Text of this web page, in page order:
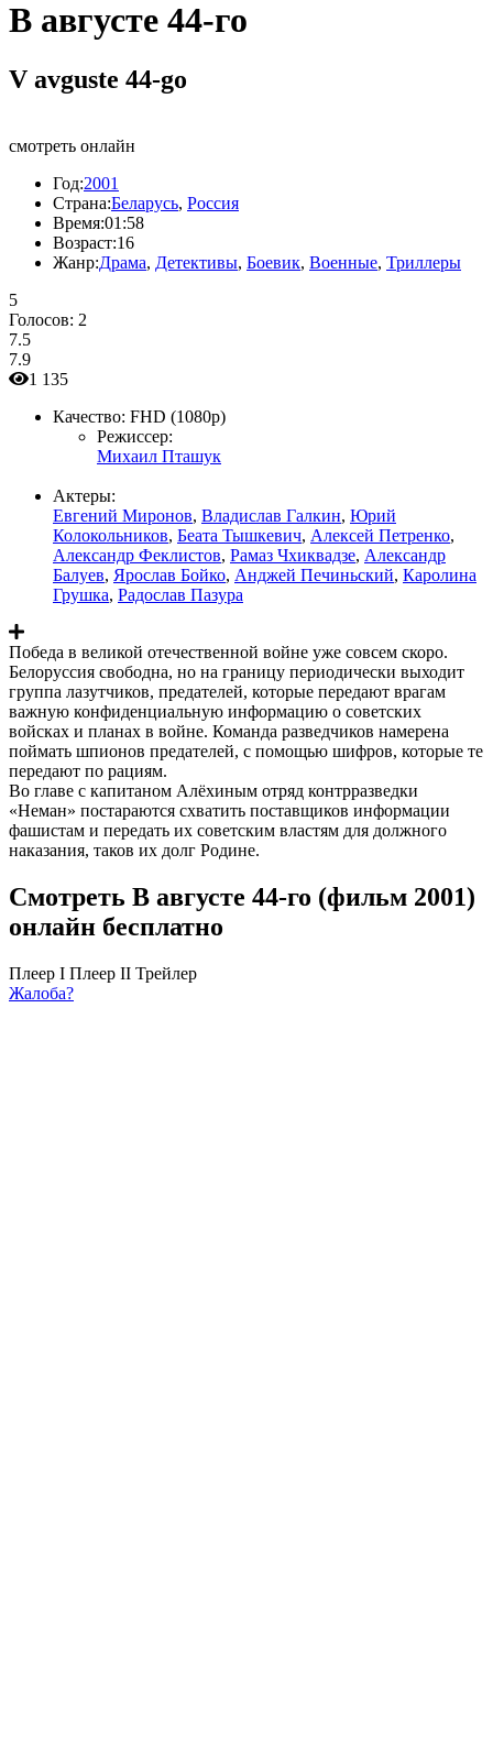
В августе 44-го
V avguste 44-go
смотреть онлайн
Год:2001
Страна:Беларусь, Россия
Время:01:58
Возраст:16
Жанр:Драма, Детективы, Боевик, Военные, Триллеры
5
Голосов: 2
7.5
7.9
1 135
Качество: FHD (1080p)
Режиссер:
Михаил Пташук
Актеры:
Евгений Миронов, Владислав Галкин, Юрий
Колокольников, Беата Тышкевич, Алексей Петренко,
Александр Феклистов, Рамаз Чхиквадзе, Александр
Балуев, Ярослав Бойко, Анджей Печиньский, Каролина
Грушка, Радослав Пазура
Победа в великой отечественной войне уже совсем скоро.
Белоруссия свободна, но на границу периодически выходит
группа лазутчиков, предателей, которые передают врагам
важную конфиденциальную информацию о советских
войсках и планах в войне. Команда разведчиков намерена
поймать шпионов предателей, с помощью шифров, которые те
передают по рациям.
Во главе с капитаном Алёхиным отряд контрразведки
«Неман» постараются схватить поставщиков информации
фашистам и передать их советским властям для должного
наказания, таков их долг Родине.
Смотреть В августе 44-го (фильм 2001)
онлайн бесплатно
Плеер I Плеер II Трейлер
Жалоба?